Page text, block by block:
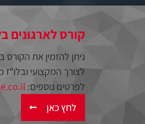
קורס לארגונים
ניתן להזמין את
לצורך המקצועי ובלו"ז
לפרטים נוספים:
לחץ כאן